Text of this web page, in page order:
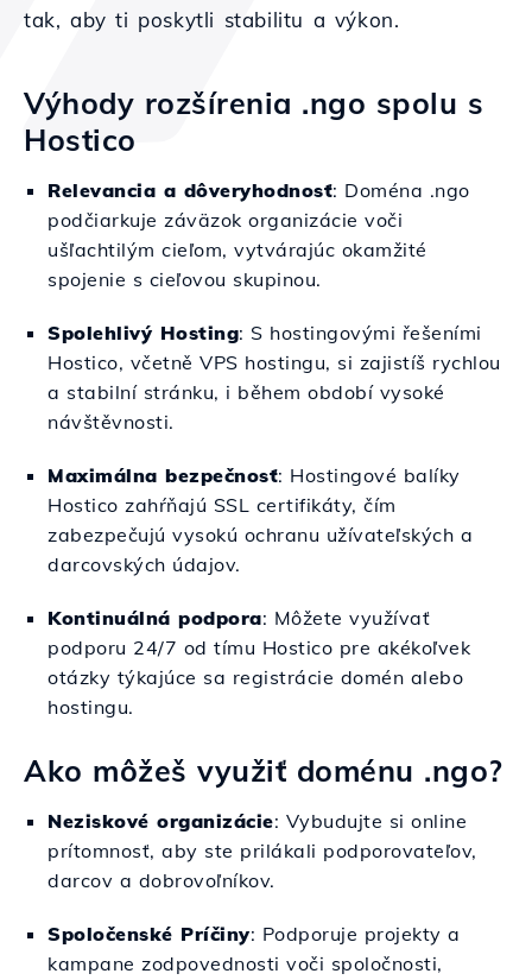
tak, aby ti poskytli stabilitu a výkon.
Výhody rozšírenia .ngo spolu s
Hostico
Relevancia a dôveryhodnosť: Doména .ngo
podčiarkuje záväzok organizácie voči
ušľachtilým cieľom, vytvárajúc okamžité
spojenie s cieľovou skupinou.
Spolehlivý Hosting: S hostingovými řešeními
Hostico, včetně VPS hostingu, si zajistíš rychlou
a stabilní stránku, i během období vysoké
návštěvnosti.
Maximálna bezpečnosť: Hostingové balíky
Hostico zahŕňajú SSL certifikáty, čím
zabezpečujú vysokú ochranu užívateľských a
darcovských údajov.
Kontinuálná podpora: Môžete využívať
podporu 24/7 od tímu Hostico pre akékoľvek
otázky týkajúce sa registrácie domén alebo
hostingu.
Ako môžeš využiť doménu .ngo?
Neziskové organizácie: Vybudujte si online
prítomnosť, aby ste prilákali podporovateľov,
darcov a dobrovoľníkov.
Spoločenské Príčiny: Podporuje projekty a
kampane zodpovednosti voči spoločnosti,